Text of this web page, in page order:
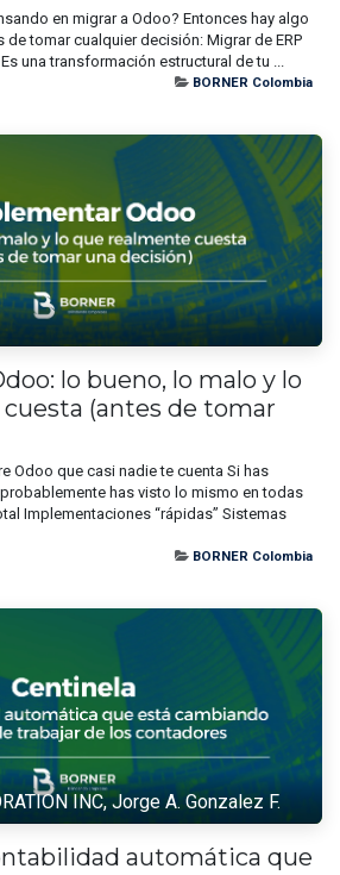
en migrar a Odoo? Entonces hay algo
tomar cualquier decisión: Migrar de ERP
una transformación estructural de tu ...
BORNER Colombia
lo bueno, lo malo y lo
(antes de tomar
Odoo que casi nadie te cuenta Si has
has visto lo mismo en todas
Implementaciones “rápidas” Sistemas
BORNER Colombia
INC, Jorge A. Gonzalez F.
automática que